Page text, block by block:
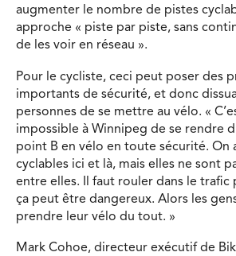
augmenter le nombre de pistes
approche « piste par piste, sans
de les voir en réseau ».
Pour le cycliste, ceci peut poser des
importants de sécurité, et donc
personnes de se mettre au vélo. «
impossible à Winnipeg de se rendre
point B en vélo en toute sécurité. On
cyclables ici et là, mais elles ne sont
entre elles. Il faut rouler dans le trafic
ça peut être dangereux. Alors les
prendre leur vélo du tout. »
Mark Cohoe, directeur exécutif de